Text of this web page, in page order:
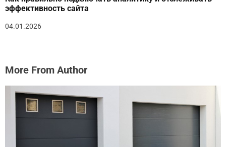
эффективность сайта
04.01.2026
More From Author